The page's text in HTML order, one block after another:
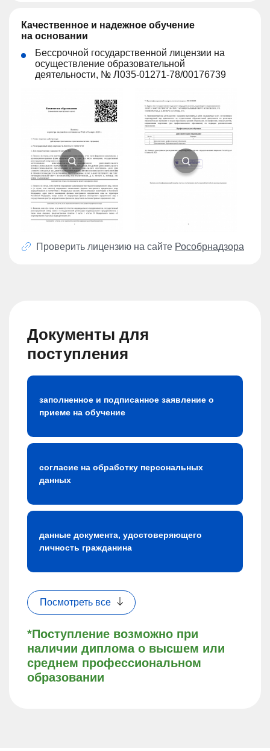
Качественное и надежное обучение
на основании
Бессрочной государственной лицензии на
осуществление образовательной
деятельности, № Л035-01271-78/00176739
Проверить лицензию на сайте Рособрнадзора
Документы для
поступления
*Поступление возможно при
наличии диплома о высшем или
среднем профессиональном
образовании
заполненное и подписанное заявление о
приеме на обучение
согласие на обработку персональных
данных
данные документа, удостоверяющего
личность гражданина
Посмотреть все